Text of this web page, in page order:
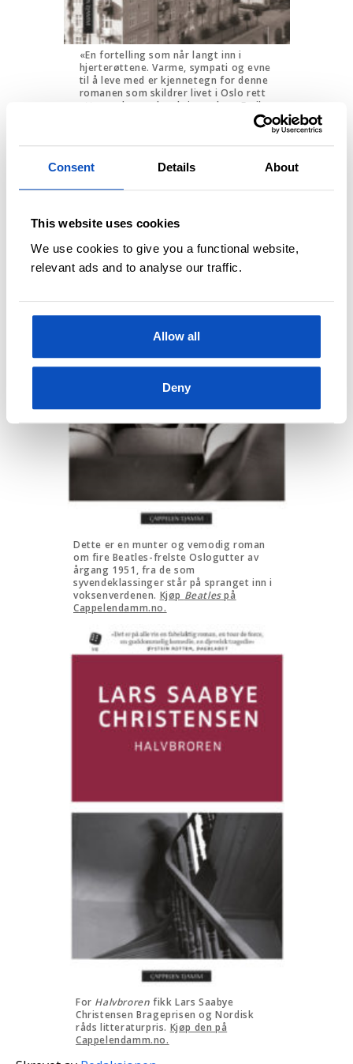
Consent Details About
This website uses cookies
We use cookies to give you a functional website,
relevant ads and to analyse our traffic.
Allow all
Deny
«En fortelling som når langt inn i
hjerterøttene. Varme, sympati og evne
til å leve med er kjennetegn for denne
romanen som skildrer livet i Oslo rett
etter andre verdenskrig.», skrev Emil
Otto Syvertsen i Fædrelandsvennen om
Cappelendamm.no.
Dette er en munter og vemodig roman
om fire Beatles-frelste Oslogutter av
årgang 1951, fra de som
syvendeklassinger står på spranget inn i
voksenverdenen. Kjøp Beatlespå
Cappelendamm.no.
For Halvbroren fikk Lars Saabye
Christensen Brageprisen og Nordisk
råds litteraturpris. Kjøp den på
Cappelendamm.no.